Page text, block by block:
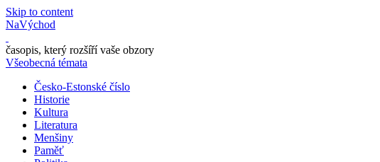
Skip to content
NaVýchod
časopis, který rozšíří vaše obzory
Všeobecná témata
Česko-Estonské číslo
Historie
Kultura
Literatura
Menšiny
Paměť